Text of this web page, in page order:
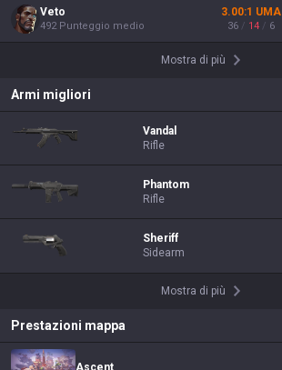
Veto
492 Punteggio medio
3.00:1 UMA
36 / 14 / 6
Mostra di più
Armi migliori
Vandal
Rifle
Phantom
Rifle
Sheriff
Sidearm
Mostra di più
Prestazioni mappa